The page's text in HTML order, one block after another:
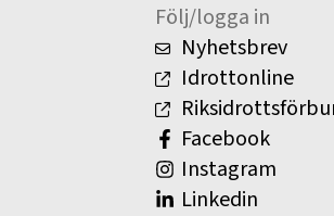
Följ/logga in
Nyhetsbrev
Idrottonline
Facebook
Instagram
Linkedin